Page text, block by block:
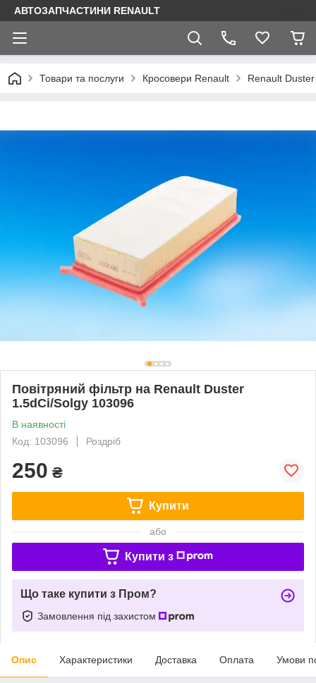
АВТОЗАПЧАСТИНИ RENAULT
Товари та послуги Кросовери Renault Renault Duster
Повітряний фільтр на Renault Duster
1.5dCi/Solgy 103096
В наявності
Код: 103096
Роздріб
250 ₴
Купити
або
Купити з
Що таке купити з Пром?
Замовлення під захистом
Опис Характеристики Доставка Оплата Умови